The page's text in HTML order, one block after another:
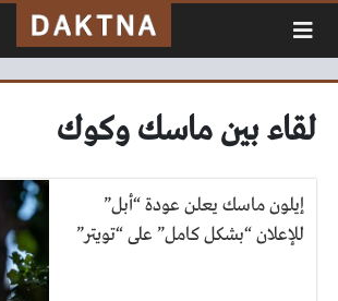
لقاء بين ماسك وكوك
إيلون ماسك يعلن عودة “أبل”
للإعلان “بشكل كامل” على “تويتر”